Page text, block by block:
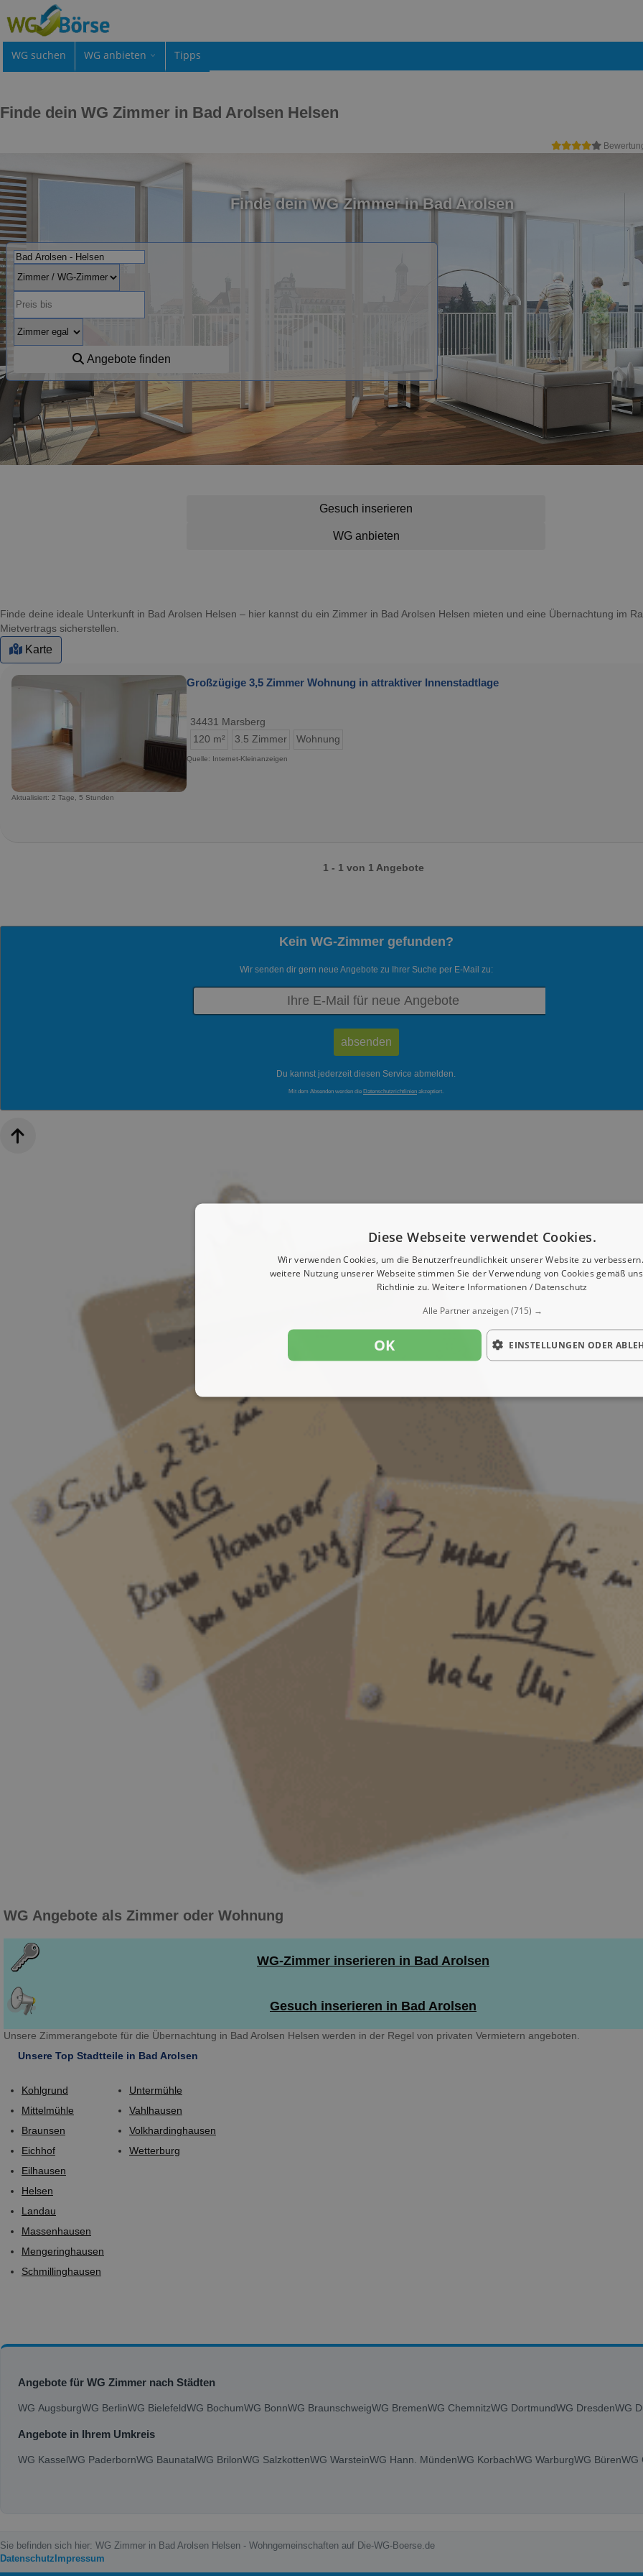
WG suchen WG anbieten Tipps
Finde dein WG Zimmer in Bad Arolsen Helsen
Finde dein WG Zimmer in Bad Arolsen
Angebote finden
Gesuch inserieren
WG anbieten
Finde deine ideale Unterkunft in Bad Arolsen Helsen – hier kannst du ein Zimmer in Bad Arolsen Helsen mieten und eine Übernachtung im
Mietvertrags sicherstellen.
Karte
Großzügige 3,5 Zimmer Wohnung in attraktiver Innenstadtlage
34431 Marsberg
120 m²
3.5 Zimmer Wohnung
Quelle: Internet-Kleinanzeigen
Aktualisiert: 2 Tage, 5 Stunden
1 - 1 von 1 Angebote
Kein WG-Zimmer gefunden?
Wir senden dir gern neue Angebote zu Ihrer Suche per E-Mail zu:
Du kannst jederzeit diesen Service abmelden.
Mit dem Absenden werden die Datenschutzrichtlinien akzeptiert.
WG Angebote als Zimmer oder Wohnung
WG-Zimmer inserieren in Bad Arolsen
Gesuch inserieren in Bad Arolsen
Unsere Zimmerangebote für die Übernachtung in Bad Arolsen Helsen werden in der Regel von privaten Vermietern angeboten.
Unsere Top Stadtteile in Bad Arolsen
Kohlgrund
Mittelmühle
Braunsen
Eichhof
Eilhausen
Helsen
Landau
Massenhausen
Mengeringhausen
Schmillinghausen
Untermühle
Vahlhausen
Volkhardinghausen
Wetterburg
Angebote für WG Zimmer nach Städten
WG AugsburgWG BerlinWG BielefeldWG BochumWG BonnWG BraunschweigWG BremenWG ChemnitzWG DortmundWG DresdenWG
Angebote in Ihrem Umkreis
WG KasselWG PaderbornWG BaunatalWG BrilonWG SalzkottenWG WarsteinWG Hann. MündenWG KorbachWG WarburgWG BürenWG
Sie befinden sich hier: WG Zimmer in Bad Arolsen Helsen - Wohngemeinschaften auf Die-WG-Boerse.de
Datenschutz Impressum
Diese Webseite verwendet Cookies.
Wir verwenden Cookies, um die Benutzerfreundlichkeit unserer Website zu
weitere Nutzung unserer Webseite stimmen Sie der Verwendung von Cookies gemäß
Richtlinie zu. Weitere Informationen / Datenschutz
Alle Partner anzeigen(715) →
OK EINSTELLUNGEN ODER